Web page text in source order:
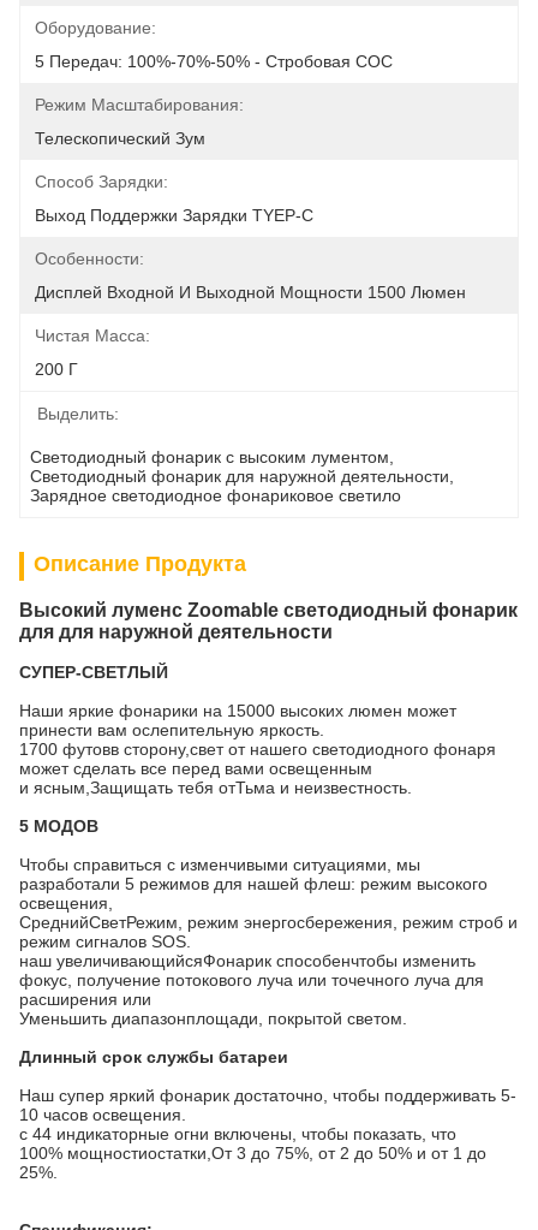
Оборудование:
5 Передач: 100%-70%-50% - Стробовая СОС
Режим Масштабирования:
Телескопический Зум
Способ Зарядки:
Выход Поддержки Зарядки TYEP-C
Особенности:
Дисплей Входной И Выходной Мощности 1500 Люмен
Чистая Масса:
200 Г
Выделить:
Светодиодный фонарик с высоким лументом
Светодиодный фонарик для наружной деятельности
Зарядное светодиодное фонариковое светило
Описание Продукта
Высокий луменс Zoomable светодиодный фонарик
для для наружной деятельности
СУПЕР-СВЕТЛЫЙ
Наши яркие фонарики на 15000 высоких люмен может
принести вам ослепительную яркость.
1700 футовв сторону,свет от нашего светодиодного фонаря
может сделать все перед вами освещенным
и ясным, Защищать тебя отТьма и неизвестность.
5 МОДОВ
Чтобы справиться с изменчивыми ситуациями, мы
разработали 5 режимов для нашей флеш: режим высокого
освещения,
СреднийСветРежим, режим энергосбережения, режим строб и
режим сигналов SOS.
наш увеличивающийсяФонарик способенчтобы изменить
фокус, получение потокового луча или точечного луча для
расширения или
Уменьшить диапазонплощади, покрытой светом.
Длинный срок службы батареи
Наш супер яркий фонарик достаточно, чтобы поддерживать 5-
10 часов освещения.
с 44 индикаторные огни включены, чтобы показать, что
100% мощностиостатки, От 3 до 75%, от 2 до 50% и от 1 до
25%.